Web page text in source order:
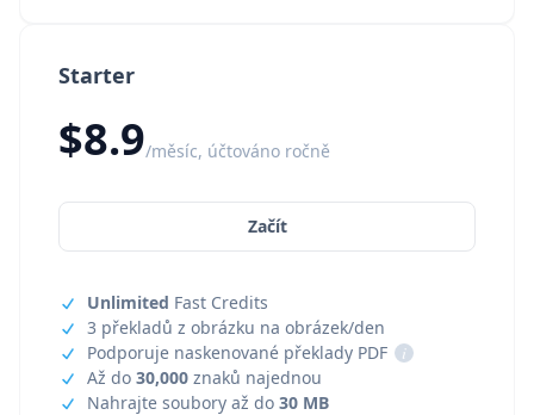
Starter
$8.9/měsíc, účtováno ročně
Začít
Unlimited Fast Credits
3 překladů z obrázku na obrázek/den
Podporuje naskenované překlady PDF
i
Až do 30,000 znaků najednou
Nahrajte soubory až do 30 MB